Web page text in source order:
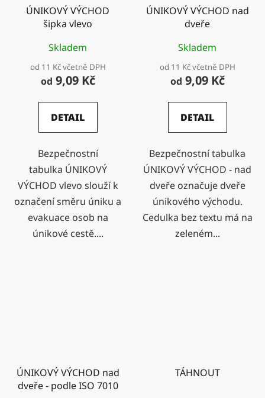
ÚNIKOVÝ VÝCHOD
šipka vlevo
Skladem
od 11 Kč včetně DPH
od 9,09 Kč
DETAIL
Bezpečnostní
tabulka ÚNIKOVÝ
VÝCHOD vlevo slouží k
označení směru úniku a
evakuace osob na
únikové cestě....
ÚNIKOVÝ VÝCHOD nad
dveře
Skladem
od 11 Kč včetně DPH
od 9,09 Kč
DETAIL
Bezpečnostní tabulka
ÚNIKOVÝ VÝCHOD - nad
dveře označuje dveře
únikového východu.
Cedulka bez textu má na
zeleném...
ÚNIKOVÝ VÝCHOD nad
dveře - podle ISO 7010
TÁHNOUT